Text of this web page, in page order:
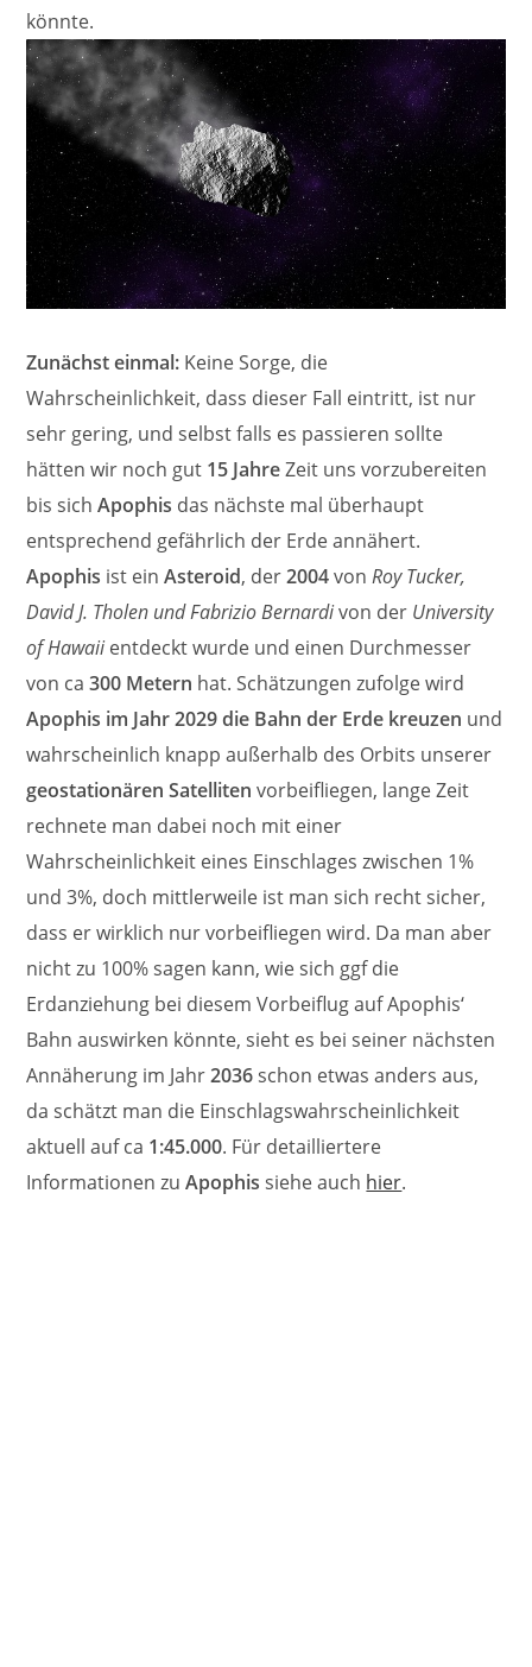
könnte.
Zunächst einmal: Keine Sorge, die
Wahrscheinlichkeit, dass dieser Fall eintritt, ist nur
sehr gering, und selbst falls es passieren sollte
hätten wir noch gut 15 JahreZeit uns vorzubereiten
bis sichApophis das nächste mal überhaupt
entsprechend gefährlich der Erde annähert.
Apophis ist einAsteroid, der2004vonRoy Tucker,
David J. Tholen und Fabrizio Bernardivon der University
of Hawaiientdeckt wurde und einen Durchmesser
von ca300 Metern hat. Schätzungen zufolge wird
Apophis im Jahr 2029 die Bahn der Erde kreuzen und
wahrscheinlich knapp außerhalb des Orbits unserer
geostationären Satelliten vorbeifliegen, lange Zeit
rechnete man dabei noch mit einer
Wahrscheinlichkeit eines Einschlages zwischen 1%
und 3%, doch mittlerweile ist man sich recht sicher,
dass er wirklich nur vorbeifliegen wird. Da man aber
nicht zu 100% sagen kann, wie sich ggf die
Erdanziehung bei diesem Vorbeiflug auf Apophis‘
Bahn auswirken könnte, sieht es bei seiner nächsten
Annäherung im Jahr2036schon etwas anders aus,
da schätzt man die Einschlagswahrscheinlichkeit
aktuell auf ca 1:45.000. Für detailliertere
Informationen zuApophissiehe auch hier.